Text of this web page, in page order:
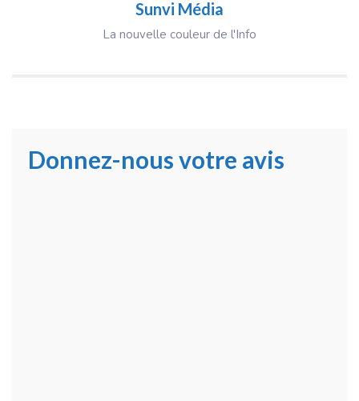
Sunvi Média
La nouvelle couleur de l'Info
Donnez-nous votre avis